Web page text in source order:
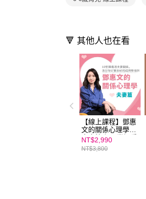
🔻 其他人也在看
【線上課程】鄧惠
文的關係心理學：
夫妻篇｜10堂課看
透夫妻關係，活出
你好我也好的成熟
NT$2,990
NT$3,800